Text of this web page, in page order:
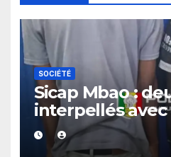
SOCIÉTÉ
Sicap Mbao :
interpellés
d’un contrôle
un bar